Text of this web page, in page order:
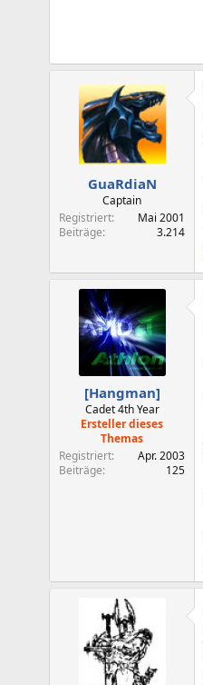
GuaRdiaN
Captain
Registriert
Mai 2001
Beiträge
3.214
[Hangman]
Cadet 4th Year
Ersteller dieses
Themas
Registriert
Apr. 2003
Beiträge
125